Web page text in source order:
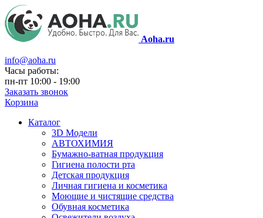
Aoha.ru
info@aoha.ru
Часы работы:
пн-пт 10:00 - 19:00
Заказать звонок
Корзина
Каталог
3D Модели
АВТОХИМИЯ
Бумажно-ватная продукция
Гигиена полости рта
Детская продукция
Личная гигиена и косметика
Моющие и чистящие средства
Обувная косметика